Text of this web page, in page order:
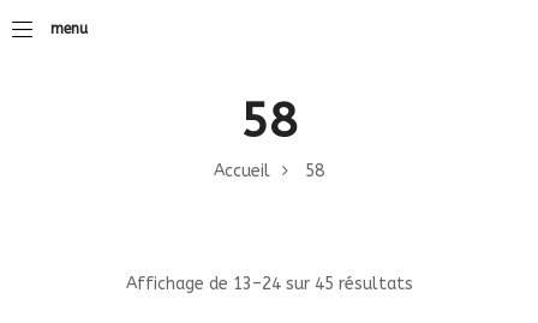
menu
Accueil 58
58
Affichage de 13–24 sur 45 résultats